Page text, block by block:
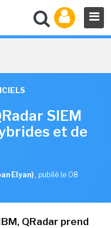
SIEM
et de
Elyan) , publié le 08
QRadar prend